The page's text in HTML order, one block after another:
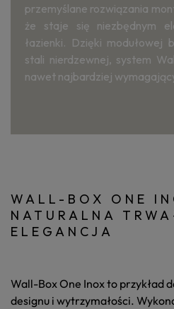
przemyślane rozwiązania
że staje się niezbędnym
łazienki. Dzięki modułowej
stali nierdzewnej, system
nawet najbardziej
WALL-BOX ONE
NATURALNA
ELEGANCJA
Wall-Box One Inoxto przykład
designu i wytrzymałości.